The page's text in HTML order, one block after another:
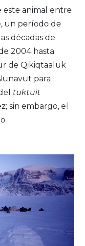
este animal entre
un período de
décadas de
2004 hasta
de Qikiqtaaluk
para
tuktuit
sin embargo, el